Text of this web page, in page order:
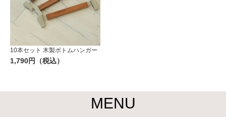
10本セット 木製ボトムハンガー
1,790円（税込）
MENU